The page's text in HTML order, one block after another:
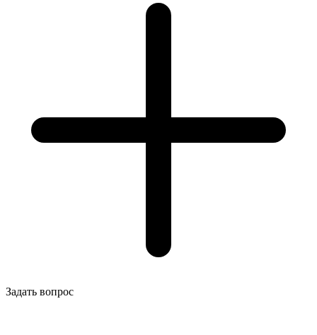
Задать вопрос